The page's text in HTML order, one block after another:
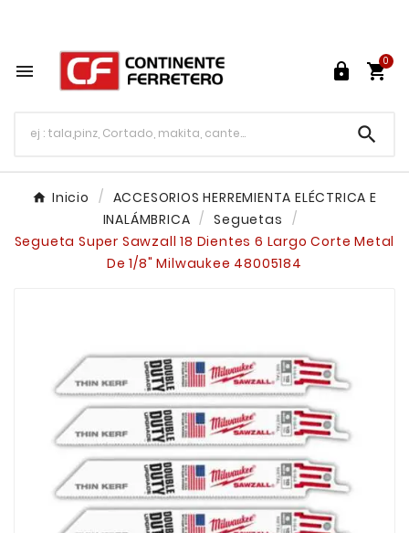
  
0

Inicio
ACCESORIOS HERREMIENTA ELÉCTRICA E
INALÁMBRICA
Seguetas
Segueta Super Sawzall 18 Dientes 6 Largo Corte Metal
De 1/8" Milwaukee 48005184